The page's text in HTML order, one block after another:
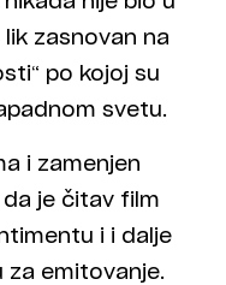
lik zasnovan na
po kojoj su
svetu.
i zamenjen
da je čitav film
i i dalje
za emitovanje.